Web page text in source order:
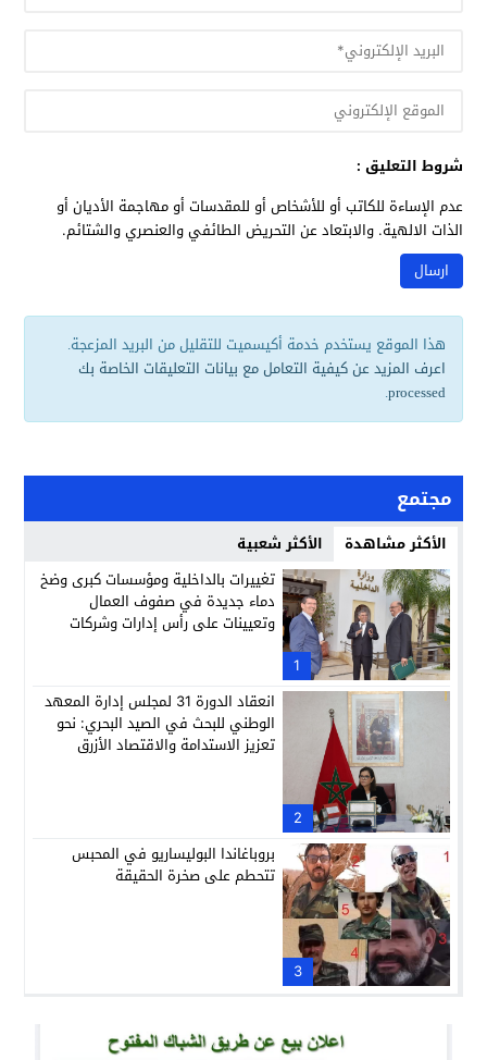
شروط التعليق :
عدم الإساءة للكاتب أو للأشخاص أو للمقدسات أو مهاجمة الأديان أو
الذات الالهية. والابتعاد عن التحريض الطائفي والعنصري والشتائم.
هذا الموقع يستخدم خدمة أكيسميت للتقليل من البريد المزعجة.
اعرف المزيد عن كيفية التعامل مع بيانات التعليقات الخاصة بك
processed
.
مجتمع
الأكثر مشاهدة الأكثر شعبية
1
تغييرات بالداخلية ومؤسسات كبرى وضخ
دماء جديدة في صفوف العمال
وتعيينات على رأس إدارات وشركات
2
انعقاد الدورة 31 لمجلس إدارة المعهد
الوطني للبحث في الصيد البحري: نحو
تعزيز الاستدامة والاقتصاد الأزرق
3
بروباغاندا البوليساريو في المحبس
تتحطم على صخرة الحقيقة